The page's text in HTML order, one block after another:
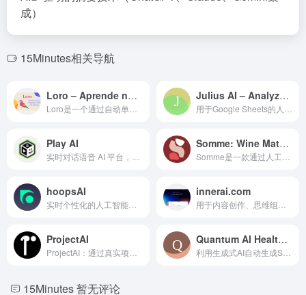
成）
15Minutes相关导航
Loro – Aprende nuevas palabras Julius AI – Analyze Google Sheets with ChatGPT
Play AI Somme: Wine Matched to You
hoopsAI innerai.com
ProjectAI Quantum AI Health Copilot and Ambient Scribe for Practice Fusion
15Minutes暂无评论